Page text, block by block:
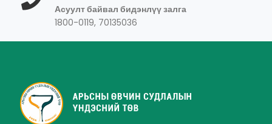
Асуулт байвал бидэнлүү залга
1800-0119, 70135036